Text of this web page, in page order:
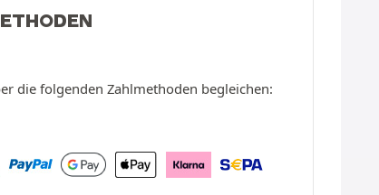
die folgenden Zahlmethoden begleichen: